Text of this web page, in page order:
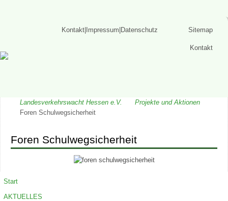
Sitemap
Kontakt|Impressum|Datenschutz
Kontakt
Landesverkehrswacht Hessen e.V.
Projekte und Aktionen
Foren Schulwegsicherheit
Foren Schulwegsicherheit
Start
AKTUELLES